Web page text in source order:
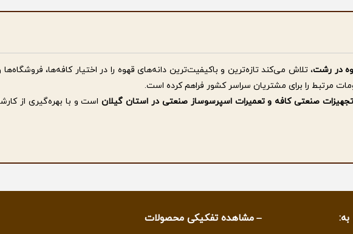
در رشت، تلاش می‌کند تازه‌ترین و باکیفیت‌ترین دانه‌های قهوه را در اختیار کافه‌ها،
مرتبط را برای مشتریان سراسر کشور فراهم کرده است.
صنعتی کافه و تعمیرات اسپرسوساز صنعتی در استان گیلاناست و با بهره‌گیری از
شعار " ما فقط قهوه نمیفروشیم .. " بلکه فروش در نگاه ما آغاز یک تعهد به همکاری بلند
مشاهده تفکیکی محصولات